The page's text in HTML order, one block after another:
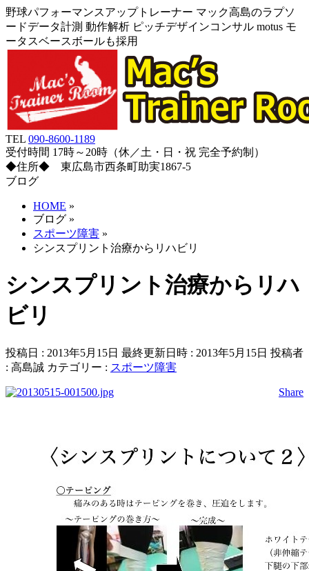
野球パフォーマンスアップトレーナー マック高島のラプソ
ードデータ計測 動作解析 ピッチデザインコンサル motus モ
ータスベースボールも採用
TEL 090-8600-1189
受付時間 17時～20時（休／土・日・祝 完全予約制）
◆住所◆ 東広島市西条町助実1867-5
ブログ
HOME »
ブログ »
スポーツ障害 »
シンスプリント治療からリハビリ
シンスプリント治療からリハ
ビリ
投稿日 : 2013年5月15日 最終更新日時 : 2013年5月15日 投稿者
: 高島誠 カテゴリー : スポーツ障害
Share